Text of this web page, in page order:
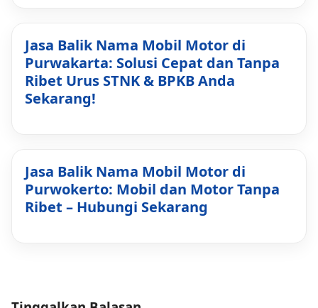
Jasa Balik Nama Mobil Motor di
Purwakarta: Solusi Cepat dan Tanpa
Ribet Urus STNK & BPKB Anda
Sekarang!
Jasa Balik Nama Mobil Motor di
Purwokerto: Mobil dan Motor Tanpa
Ribet – Hubungi Sekarang